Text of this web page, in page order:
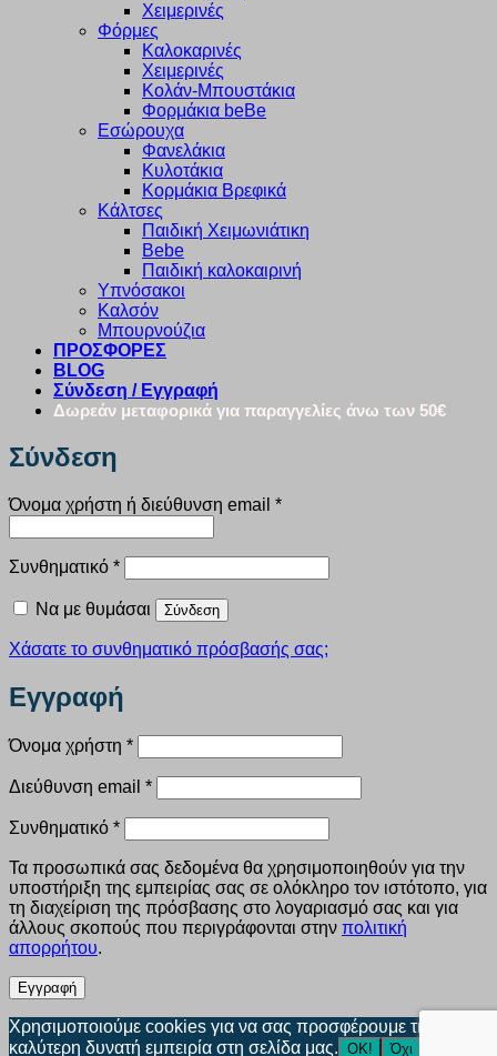
Χειμερινές
Φόρμες
Καλοκαρινές
Χειμερινές
Κολάν-Μπουστάκια
Φορμάκια beBe
Εσώρουχα
Φανελάκια
Κυλοτάκια
Κορμάκια Βρεφικά
Κάλτσες
Παιδική Χειμωνιάτικη
Bebe
Παιδική καλοκαιρινή
Υπνόσακοι
Καλσόν
Μπουρνούζια
ΠΡΟΣΦΟΡΕΣ
BLOG
Σύνδεση / Εγγραφή
Δωρεάν μεταφορικά για παραγγελίες άνω των 50€
Σύνδεση
Όνομα χρήστη ή διεύθυνση email *Απαιτείται
Συνθηματικό *Απαιτείται
Να με θυμάσαι Σύνδεση
Χάσατε το συνθηματικό πρόσβασής σας;
Εγγραφή
Όνομα χρήστη *Απαιτείται
Διεύθυνση email *Απαιτείται
Συνθηματικό *Απαιτείται
Τα προσωπικά σας δεδομένα θα χρησιμοποιηθούν για την
υποστήριξη της εμπειρίας σας σε ολόκληρο τον ιστότοπο, για
τη διαχείριση της πρόσβασης στο λογαριασμό σας και για
άλλους σκοπούς που περιγράφονται στην πολιτική
απορρήτου.
Εγγραφή
Χρησιμοποιούμε cookies για να σας προσφέρουμε την
καλύτερη δυνατή εμπειρία στη σελίδα μας. ΟΚ! Όχι